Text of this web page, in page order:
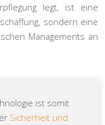
legt, ist eine
sondern eine
Managements an
ist somit
Sicherheit und